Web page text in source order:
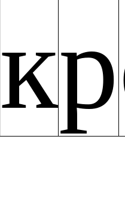
кр